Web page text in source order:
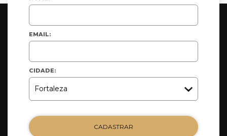
EMAIL:
CIDADE:
CADASTRAR